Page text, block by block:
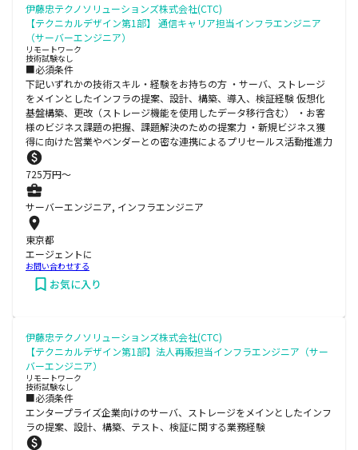
伊藤忠テクノソリューションズ株式会社(CTC)
【テクニカルデザイン第1部】 通信キャリア担当インフラエンジニア
（サーバーエンジニア）
リモートワーク
技術試験なし
■必須条件
下記いずれかの技術スキル・経験をお持ちの方 ・サーバ、ストレージ
をメインとしたインフラの提案、設計、構築、導入、検証経験 仮想化
基盤構築、更改（ストレージ機能を使用したデータ移行含む） ・お客
様のビジネス課題の把握、課題解決のための提案力 ・新規ビジネス獲
得に向けた営業やベンダーとの密な連携によるプリセールス活動推進力
725万円〜
サーバーエンジニア, インフラエンジニア
東京都
エージェントに
お問い合わせする
お気に入り
伊藤忠テクノソリューションズ株式会社(CTC)
【テクニカルデザイン第1部】法人再販担当インフラエンジニア（サー
バーエンジニア）
リモートワーク
技術試験なし
■必須条件
エンタープライズ企業向けのサーバ、ストレージをメインとしたインフ
ラの提案、設計、構築、テスト、検証に関する業務経験